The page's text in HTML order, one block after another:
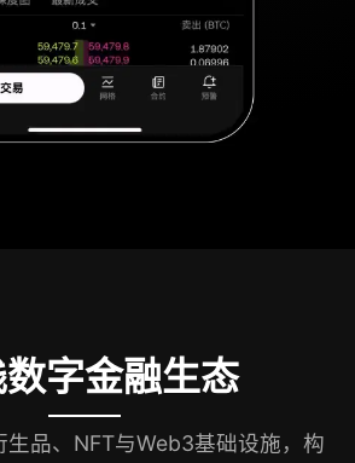
字金融生态
生品、NFT与Web3基础设施，构